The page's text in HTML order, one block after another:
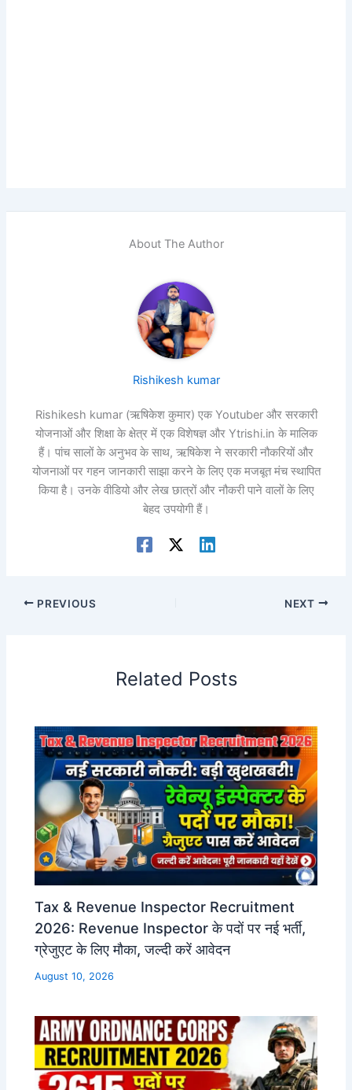
About The Author
Rishikesh kumar
Rishikesh kumar (ऋषिकेश कुमार) एक Youtuber और सरकारी
योजनाओं और शिक्षा के क्षेत्र में एक विशेषज्ञ और Ytrishi.in के मालिक
हैं। पांच सालों के अनुभव के साथ, ऋषिकेश ने सरकारी नौकरियों और
योजनाओं पर गहन जानकारी साझा करने के लिए एक मजबूत मंच स्थापित
किया है। उनके वीडियो और लेख छात्रों और नौकरी पाने वालों के लिए
बेहद उपयोगी हैं।
PREVIOUS NEXT
Related Posts
Tax & Revenue Inspector Recruitment
2026: Revenue Inspector के पदों पर नई भर्ती,
ग्रेजुएट के लिए मौका, जल्दी करें आवेदन
August 10, 2026